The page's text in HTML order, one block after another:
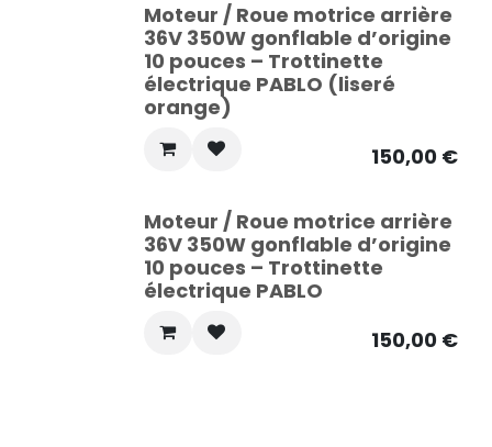
Moteur / Roue motrice arrière
36V 350W gonflable d’origine
10 pouces – Trottinette
électrique PABLO (liseré
orange)
150,00€
Moteur / Roue motrice arrière
36V 350W gonflable d’origine
10 pouces – Trottinette
électrique PABLO
150,00€